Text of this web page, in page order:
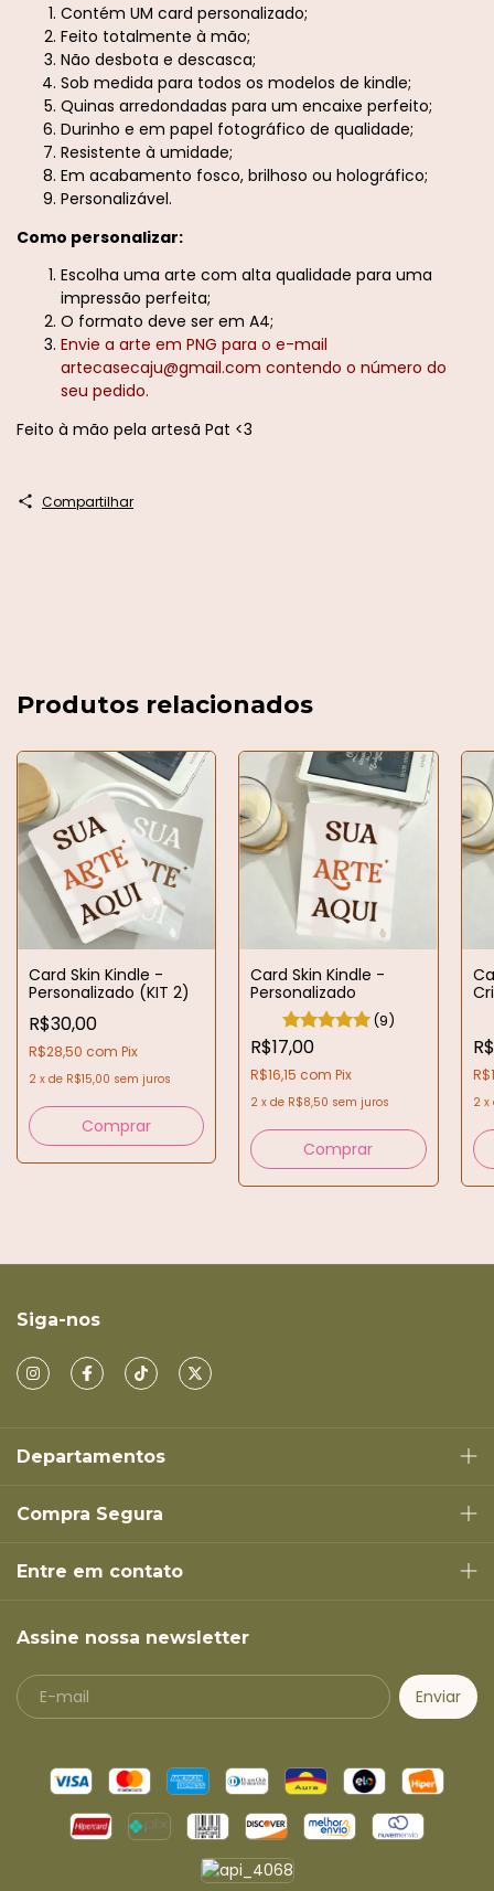
Contém UM card personalizado;
Feito totalmente à mão;
Não desbota e descasca;
Sob medida para todos os modelos de kindle;
Quinas arredondadas para um encaixe perfeito;
Durinho e em papel fotográfico de qualidade;
Resistente à umidade;
Em acabamento fosco, brilhoso ou holográfico;
Personalizável.
Como personalizar:
Escolha uma arte com alta qualidade para uma
impressão perfeita;
O formato deve ser em A4;
Envie a arte em PNG para o e-mail
artecasecaju@gmail.com contendo o número do
seu pedido.
Feito à mão pela artesã Pat <3
Compartilhar
Produtos relacionados
Card Skin Kindle -
Personalizado (KIT 2)
R$30,00
R$28,50 com Pix
2 x de R$15,00 sem juros
Comprar
Card Skin Kindle -
Personalizado
(9)
R$17,00
R$16,15 com Pix
2 xde R$8,50 sem juros
Comprar
2 x
Siga-nos
Departamentos
Compra Segura
Entre em contato
Assine nossa newsletter